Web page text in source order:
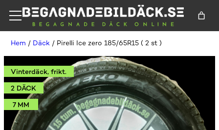
Hem / Däck / Pirelli Ice zero 185/65R15 ( 2 st )
Vinterdäck, frikt.
2 DÄCK
7 MM